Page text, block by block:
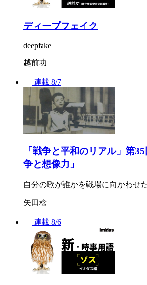
ディープフェイク
deepfake
越前功
連載 8/7
「戦争と平和のリアル」第
争と想像力」
自分の歌が誰かを戦場に向かわせ
矢田稔
連載 8/6